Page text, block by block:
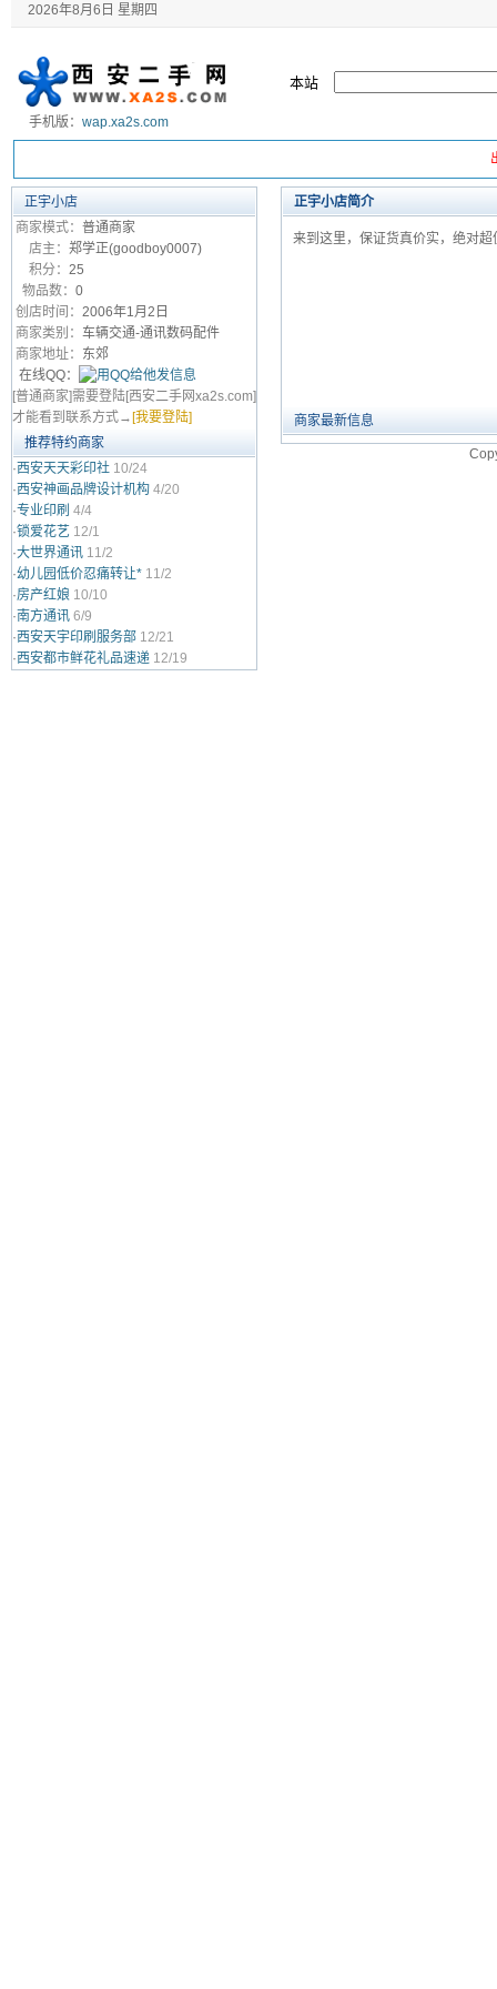
2026年8月6日 星期四
手机版： wap.xa2s.com
本站
正宇小店
商家模式： 普通商家
店主： 郑学正(goodboy0007)
积分： 25
物品数： 0
创店时间： 2006年1月2日
商家类别： 车辆交通-通讯数码配件
商家地址： 东郊
在线QQ：
[普通商家]需要登陆[西安二手网xa2s.com]
才能看到联系方式→ [我要登陆]
推荐特约商家
·西安天天彩印社 10/24
·西安神画品牌设计机构 4/20
·专业印刷 4/4
·锁爱花艺 12/1
·大世界通讯 11/2
·幼儿园低价忍痛转让* 11/2
·房产红娘 10/10
·南方通讯 6/9
·西安天宇印刷服务部 12/21
·西安都市鲜花礼品速递 12/19
正宇小店简介
来到这里，保证货真价实，绝对
商家最新信息